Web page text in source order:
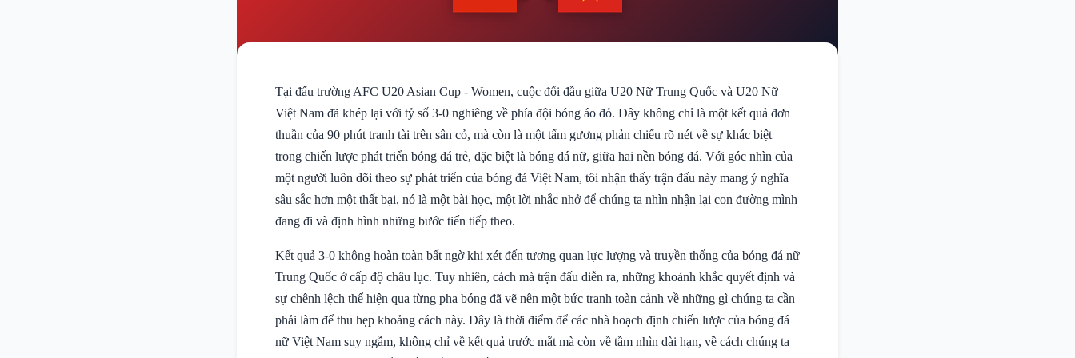
Tại đấu trường AFC U20 Asian Cup - Women, cuộc đối đầu giữa U20 Nữ Trung Quốc và U20 Nữ
Việt Nam đã khép lại với tỷ số 3-0 nghiêng về phía đội bóng áo đỏ. Đây không chỉ là một kết quả đơn
thuần của 90 phút tranh tài trên sân cỏ, mà còn là một tấm gương phản chiếu rõ nét về sự khác biệt
trong chiến lược phát triển bóng đá trẻ, đặc biệt là bóng đá nữ, giữa hai nền bóng đá. Với góc nhìn của
một người luôn dõi theo sự phát triển của bóng đá Việt Nam, tôi nhận thấy trận đấu này mang ý nghĩa
sâu sắc hơn một thất bại, nó là một bài học, một lời nhắc nhở để chúng ta nhìn nhận lại con đường mình
đang đi và định hình những bước tiến tiếp theo.
Kết quả 3-0 không hoàn toàn bất ngờ khi xét đến tương quan lực lượng và truyền thống của bóng đá nữ
Trung Quốc ở cấp độ châu lục. Tuy nhiên, cách mà trận đấu diễn ra, những khoảnh khắc quyết định và
sự chênh lệch thể hiện qua từng pha bóng đã vẽ nên một bức tranh toàn cảnh về những gì chúng ta cần
phải làm để thu hẹp khoảng cách này. Đây là thời điểm để các nhà hoạch định chiến lược của bóng đá
nữ Việt Nam suy ngẫm, không chỉ về kết quả trước mắt mà còn về tầm nhìn dài hạn, về cách chúng ta